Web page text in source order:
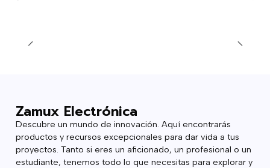
Zamux Electrónica
Descubre un mundo de innovación. Aquí encontrarás
productos y recursos excepcionales para dar vida a tus
proyectos. Tanto si eres un aficionado, un profesional o un
estudiante, tenemos todo lo que necesitas para explorar y